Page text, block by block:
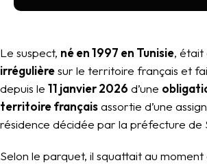
Le suspect, né en 1997 en Tunisie, était
irrégulièresur le territoire français et
depuis le 11 janvier 2026 d’une
territoire françaisassortie d’une
résidence décidée par la préfecture
Selon le parquet, il squattait au